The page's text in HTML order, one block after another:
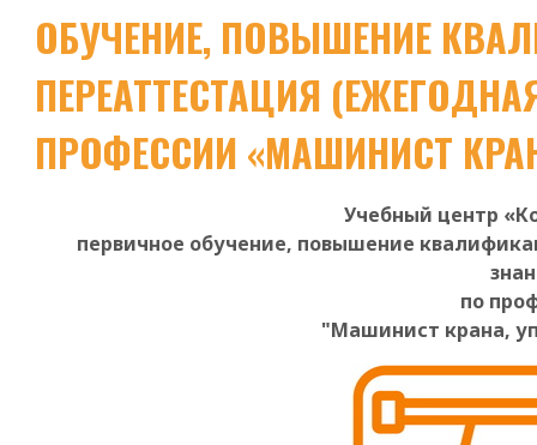
ОБУЧЕНИЕ, ПОВЫШЕНИЕ
ПЕРЕАТТЕСТАЦИЯ
ПРОФЕССИИ «МАШИНИСТ
Учебный центр
первичное обучение, повышение
по
"Машинист крана,